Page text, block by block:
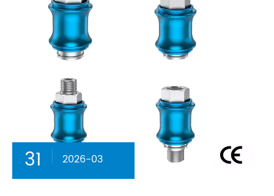
31 2026-03